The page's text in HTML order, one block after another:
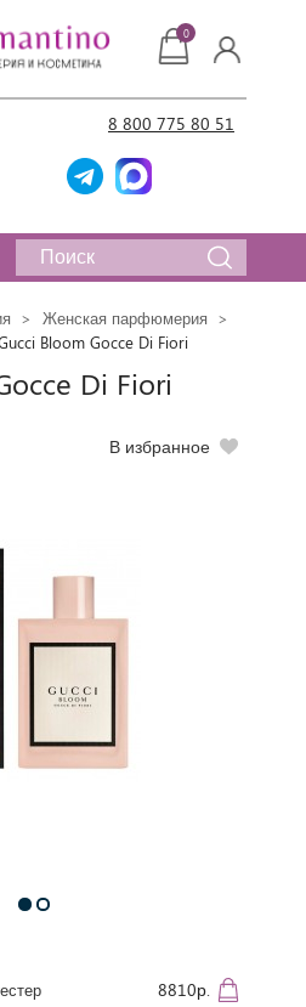
8 800 775 80 51
0
Женская парфюмерия
Bloom Gocce Di Fiori
Di Fiori
В избранное
8810р.